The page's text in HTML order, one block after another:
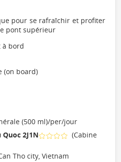
pour se rafraîchir et profiter
pont supérieur
à bord
(on board)
(500 ml)/per/jour
Quoc 2J1N
(Cabine
Tho city, Vietnam